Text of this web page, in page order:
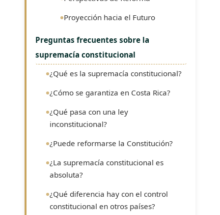
Proyección hacia el Futuro
Preguntas frecuentes sobre la
supremacía constitucional
¿Qué es la supremacía constitucional?
¿Cómo se garantiza en Costa Rica?
¿Qué pasa con una ley
inconstitucional?
¿Puede reformarse la Constitución?
¿La supremacía constitucional es
absoluta?
¿Qué diferencia hay con el control
constitucional en otros países?